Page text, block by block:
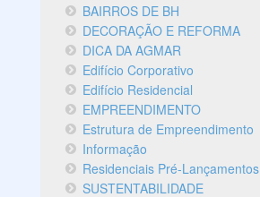
BAIRROS DE BH
DECORAÇÃO E REFORMA
DICA DA AGMAR
Edifício Corporativo
Edifício Residencial
EMPREENDIMENTO
Estrutura de Empreendimento
Informação
Residenciais Pré-Lançamentos
SUSTENTABILIDADE